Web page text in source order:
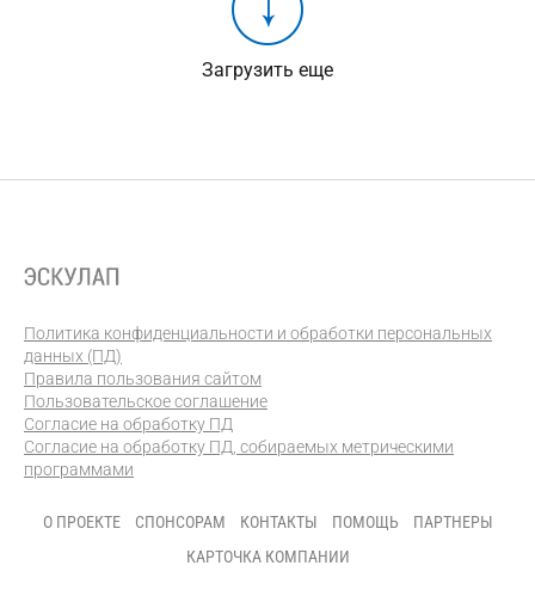
Загрузить еще
Политика конфиденциальности и обработки персональных
данных (ПД)
Правила пользования сайтом
Пользовательское соглашение
Согласие на обработку ПД
Согласие на обработку ПД, собираемых метрическими
программами
О ПРОЕКТЕ СПОНСОРАМ КОНТАКТЫ ПОМОЩЬ
ПАРТНЕРЫ
КАРТОЧКА КОМПАНИИ